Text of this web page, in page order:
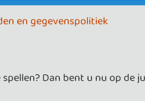
en gegevenspolitiek
Dan bent u nu op de